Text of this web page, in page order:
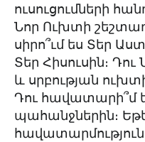
ուսուցումների
Նոր Ուխտի
սիրո՞ւմ ես Տեր
Տեր Հիսուսին։
և սրբության
Դու հավատարի՞մ
պահանջներին։